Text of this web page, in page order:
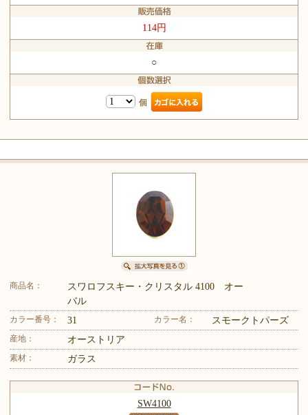
114円
○
個
商品名：
スワロフスキー・クリスタル 4100 オー
バル
カラー番号： 31 カラー名： スモークトパーズ
産地： オーストリア
素材： ガラス
SW4100